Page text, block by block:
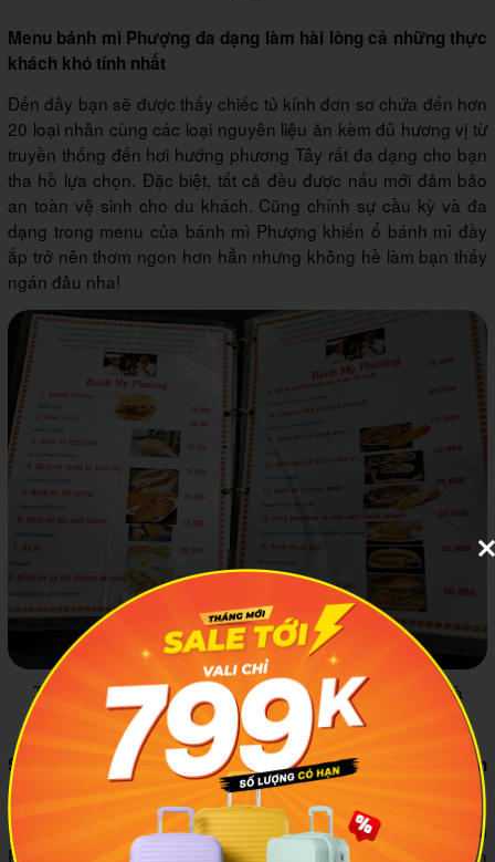
Menu bánh mì Phượng đa dạng làm hài lòng cả những thực
khách khó tính nhất
Đến đây bạn sẽ được thấy chiếc tủ kính đơn sơ chứa đến hơn
20 loại nhân cùng các loại nguyên liệu ăn kèm đủ hương vị từ
truyền thống đến hơi hướng phương Tây rất đa dạng cho bạn
tha hồ lựa chọn. Đặc biệt, tất cả đều được nấu mới đảm bảo
an toàn vệ sinh cho du khách. Cũng chính sự cầu kỳ và đa
dạng trong menu của bánh mì Phượng khiến ổ bánh mì đầy
ắp trở nên thơm ngon hơn hẳn nhưng không hề làm bạn thấy
ngán đâu nha!
Thực đơn của quán bánh mì Phượng Hội An đa dạng và
phong phú cho khách hàng nhiều sự lựa chọn.
Sự hòa nhã với khách hàng đến từ chị chủ quán và nhân
viên bánh mì Phượng
Bằng sự giản dị và tâm huyết trong từng ổ bánh mì, bánh mì
Phượng cũng đối đãi với khách bằng sự nhiệt tình, thân thiện